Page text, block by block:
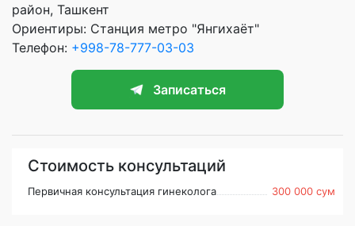
район, Ташкент
Ориентиры: Станция метро "Янгихаёт"
Телефон: +998-78-777-03-03
Записаться
Стоимость консультаций
Первичная консультация гинеколога 300 000 сум